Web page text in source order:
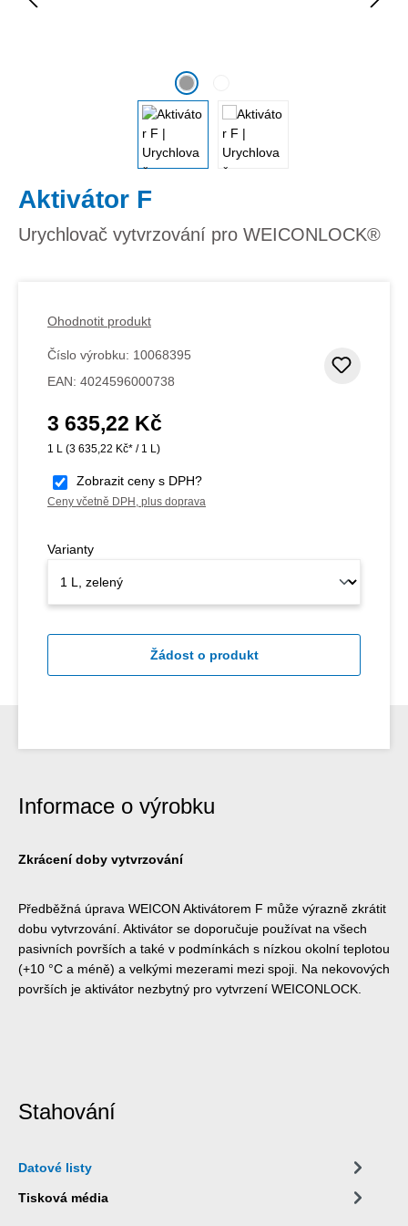
Aktivátor F
Urychlovač vytvrzování pro WEICONLOCK®
Ohodnotit produkt
Číslo výrobku: 10068395
EAN: 4024596000738
Běžná cena:
3 635,22 Kč
1 L (3 635,22 Kč* / 1 L)
Zobrazit ceny s DPH?
Ceny včetně DPH, plus doprava
Varianty
Žádost o produkt
Informace o výrobku
Zkrácení doby vytvrzování
Předběžná úprava WEICON Aktivátorem F může výrazně zkrátit
dobu vytvrzování. Aktivátor se doporučuje používat na všech
pasivních površích a také v podmínkách s nízkou okolní teplotou
(+10 °C a méně) a velkými mezerami mezi spoji. Na nekovových
površích je aktivátor nezbytný pro vytvrzení WEICONLOCK.
Stahování
Datové listy
Tisková média